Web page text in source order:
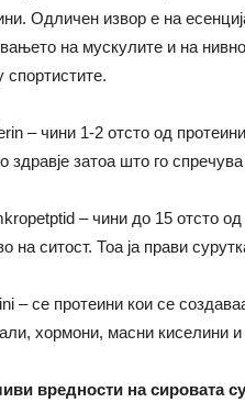
Одличен извор е на
на мускулите и на
спортистите.
– чини 1-2 отсто од
здравје затоа што го
– чини до 15 отсто
на ситост. Тоа ја прави
– се протеини кои се
хормони, масни киселини и
вредности на сировата